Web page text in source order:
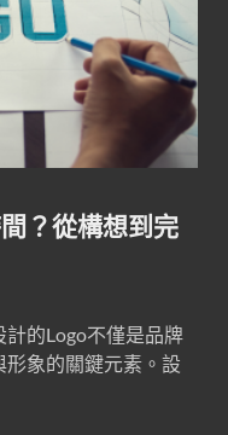
？從構想到完
的Logo不僅是品牌
象的關鍵元素。設